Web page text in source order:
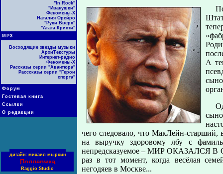
"In Rock"
"Иванушки"
Феномены-Х
Наталия Орейро
"Руки Вверх"
"Агата Кристи"
МР3
Восходящие звезды музыки
АрхиТекстуры
Интернет-радио
Феномены-Х
Рассказы серии "Авантюра"
Расссказы серии "Герои
спорта"
Форум
Гостевая книга
Ссылки
О редакции
дизайн: михаил мырсин
Поддержка
Raggio Studio
А
чего следовало, что МакЛейн-
на выручку здоровому лбу с
непредсказуемое – МИР ОКАЗАЛСЯ В
раз в тот момент, когда весёлая
негодяев в Москве...